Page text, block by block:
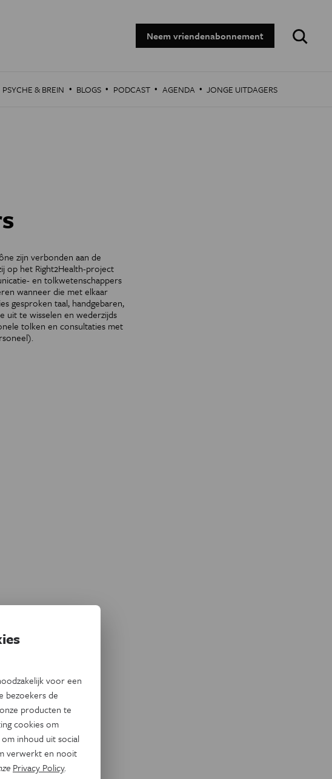
Neem vriendenabonnement
Zoeken:
PSYCHE & BREIN · BLOGS · PODCAST · AGENDA · JONGE UITDAGERS
zijn verbonden aan de
op het Right2Health-project
en tolkwetenschappers
wanneer die met elkaar
gesproken taal, handgebaren,
uit te wisselen en wederzijds
tolken en consultaties met
voor een
bezoekers de
producten te
cookies om
inhoud uit social
verwerkt en nooit
Privacy Policy.